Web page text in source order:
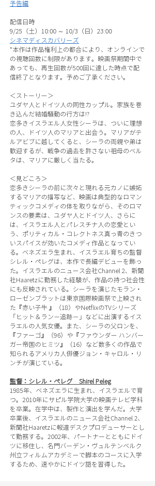
予告編
配信日時
9/25（土）10:00 ～ 10/3（日）23:00
シネマディスカバリーズ
*本作は作品権利上の都合により、オンラインで
の視聴回数に制限があります。映画祭期間中で
あっても、再生回数が500回に達した時点で配
信終了となります。予めご了承ください。
＜ストーリー＞
ユダヤ人とドイツ人の同性カップル。家族を巻
き込んだ結婚騒動の行方は!?
恋多きイスラエル人女性シーラは、ついに理想
の人、ドイツ人のマリアと出会う。マリアがテ
ルアビブに越してくると、シーラの両親や弟は
歓迎するが、戦争の過去を許さない祖母のベル
タは、マリアに厳しく当たる。
＜見どころ＞
恋多きシーラの前に次々と現れる元カノに嫉妬
するマリアの描写など、映画は典型的なロマン
ティックコメディの体を取りながら、そのロマ
ンスの要素は、ユダヤ人とドイツ人、さらに
は、イスラエル人とパレスチナ人の恋愛とい
う、ポリティカル・コレクトネス真っ青のきつ
いスパイスが効いたコメディ作品となってい
る。ベネズエラ生まれ、イスラエル育ちの監督
シレル・ぺレグは、本作で長編デビューを飾っ
た。イスラエルのニュース会社Channel 2、新聞
社Haaretzに勤務した経験が、作品の持つ社会性
にも反映されている。シーラを演じたモラン・
ローゼンブラットは東京国際映画祭で上映され
た『赤い子牛 』（18）やNetflixのTVシリーズ
「ヒット＆ラン－追跡－」などに出演するイス
ラエルの人気女優。また、シーラの父ロンを、
『ファーゴ』（96）や『ファウンダー ハンバー
ガー帝国のヒミツ』（16）など数多くの作品で
知られるアメリカ人俳優ジョン・キャロル・リ
ンチが演じている。
監督：シレル・ぺレグ Shirel Peleg
1985年、ベネズエラに生まれ、イスラエルで育
つ。2010年にサピル学院大学の映画テレビ学科
を卒業。在学中は、製作と演出を学んだ。大学
卒業後、イスラエルのニュース会社Channel 2、
新聞社Haaretzに報道デスクプロデューサーとし
て勤務する。2002年、パートナーとともにドイ
ツに移住し、名門バーデン・ヴュルテンベルク
州立フィルムアカデミーで脚本のコースに入学
するため、速やかにドイツ語を習得した。